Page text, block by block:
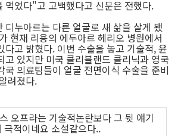
먹었다"고 고백했다고 신문은 전했다.
디누아르는 다른 얼굴로 새 삶을 살게 됐
현재 리용의 에두아르 헤리오 병원에서
다고 밝혔다. 이번 수술을 놓고 기술적, 윤
고 있지만 미국 클리블랜드 클리닉과 영국
국 의료팀들이 얼굴 전면이식 수술을 준비
려졌다.
오프라는 기술적논란보다 그 뒷 얘기
극적이네요 소설같으다..